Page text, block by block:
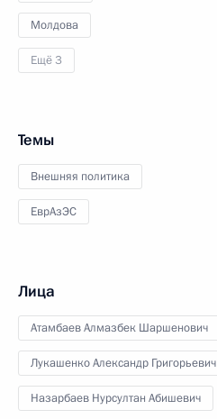
Молдова
Ещё 3
Темы
Внешняя политика
ЕврАзЭС
Лица
Атамбаев Алмазбек Шаршенович
Лукашенко Александр Григорьевич
Назарбаев Нурсултан Абишевич